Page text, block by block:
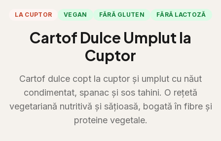
LA CUPTOR VEGAN FĂRĂ GLUTEN FĂRĂ LACTOZĂ
Cartof Dulce Umplut la
Cuptor
Cartof dulce copt la cuptor și umplut cu năut
condimentat, spanac și sos tahini. O rețetă
vegetariană nutritivă și sățioasă, bogată în fibre și
proteine vegetale.